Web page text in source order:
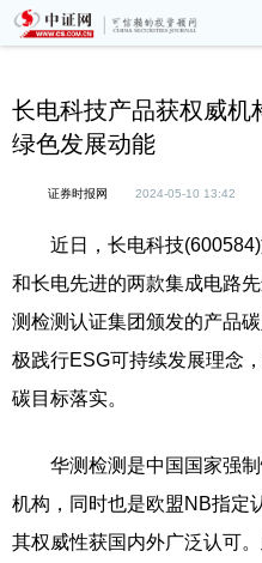
长电科技产品获权威机
绿色发展动能
证券时报网 2024-05-10 13:42
近日，长电科技(600584)
和长电先进的两款集成电路
测检测认证集团颁发的产品
极践行ESG可持续发展理念
碳目标落实。
华测检测是中国国家强制
机构，同时也是欧盟NB指定
其权威性获国内外广泛认可